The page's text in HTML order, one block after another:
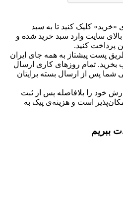
کلیک کنید تا به سبد
سایت وارد سبد خرید شده و
پرداخت کنید.
پست پیشتاز به همه جای ایران
بخرید. تمام روزهای کاری ارسال
شما پس از ارسال بسته برایتان
خود را بلافاصله پس از ثبت
است و هزینه‌ی پیک به
ببریم